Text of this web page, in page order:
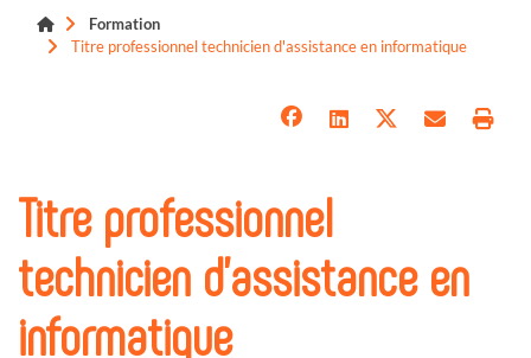
Formation
Titre professionnel technicien d'assistance en informatique
Titre professionnel
technicien d'assistance en
informatique